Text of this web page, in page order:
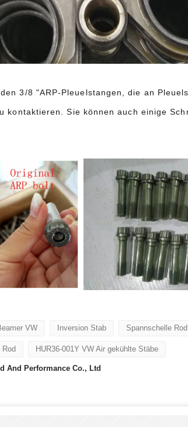
3/8 "ARP-Pleuelstangen, die an
kontaktieren. Sie können auch einige
VW Inversion Stab Spannschelle
Rod HUR36-001Y VW Air gekühlte Stäbe
​​And Performance Co., Ltd